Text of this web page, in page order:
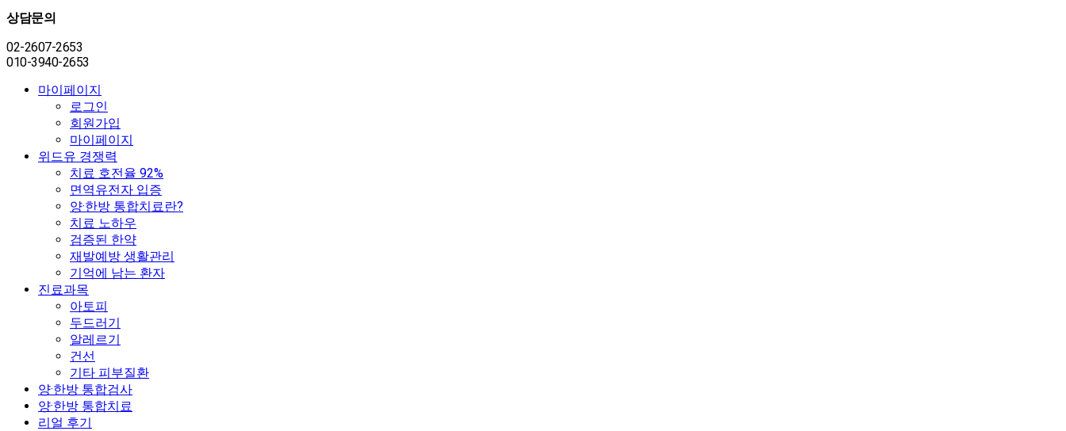
상담문의
02-2607-2653
010-3940-2653
마이페이지
로그인
회원가입
마이페이지
위드유 경쟁력
치료 호전율 92%
면역유전자 입증
양·한방 통합치료란?
치료 노하우
검증된 한약
재발예방 생활관리
기억에 남는 환자
진료과목
아토피
두드러기
알레르기
건선
기타 피부질환
양·한방 통합검사
양·한방 통합치료
리얼 후기